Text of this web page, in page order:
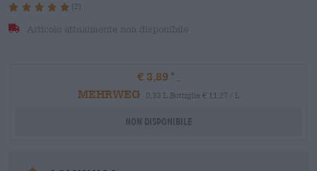
(2)
Articolo attualmente non disponibile
€ 3,89
MEHRWEG
0,33 L Bottiglia € 11,27 / L
Non disponibile